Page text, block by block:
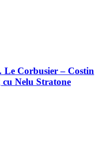
Corbusier – Costin
cu Nelu Stratone